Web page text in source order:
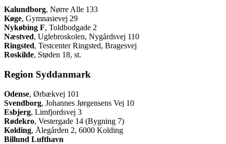
Kalundborg, Nørre Alle 133
Køge, Gymnasievej 29
Nykøbing F, Toldbodgade 2
Næstved, Uglebroskolen, Nygårdsvej 110
Ringsted, Testcenter Ringsted, Bragesvej
Roskilde, Støden 18, st.
Region Syddanmark
Odense, Ørbækvej 101
Svendborg, Johannes Jørgensens Vej 10
Esbjerg, Limfjordsvej 3
Rødekro, Vestergade 14 (Bygning 7)
Kolding, Ålegården 2, 6000 Kolding
Billund Lufthavn